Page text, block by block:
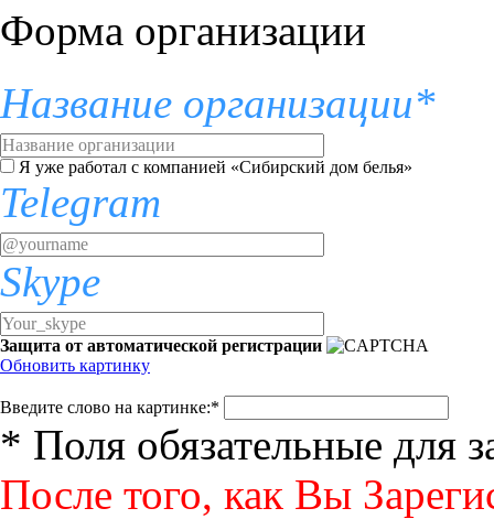
Форма организации
Название организации*
Я уже работал с компанией «Сибирский дом белья»
Telegram
Skype
Защита от автоматической регистрации
Обновить картинку
Введите слово на картинке:*
* Поля обязательные для
После того, как Вы